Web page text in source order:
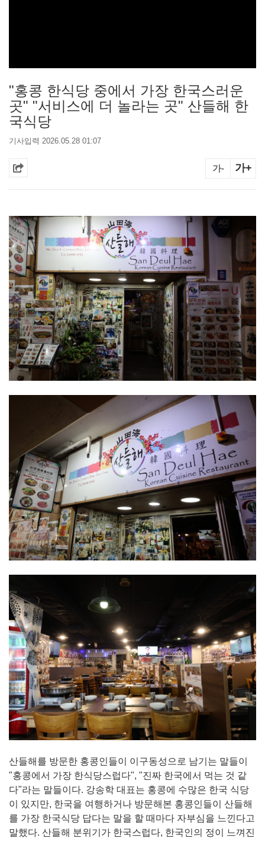
"홍콩 한식당 중에서 가장 한국스러운
곳" "서비스에 더 놀라는 곳" 산들해 한
국식당
기사입력 2026.05.28 01:07
가- 가+
산들해를 방문한 홍콩인들이 이구동성으로 남기는 말들이
"홍콩에서 가장 한식당스럽다", "진짜 한국에서 먹는 것 같
다"라는 말들이다. 강송학 대표는 홍콩에 수많은 한국 식당
이 있지만, 한국을 여행하거나 방문해본 홍콩인들이 산들해
를 가장 한국식당 답다는 말을 할 때마다 자부심을 느낀다고
말했다. 산들해 분위기가 한국스럽다, 한국인의 정이 느껴진